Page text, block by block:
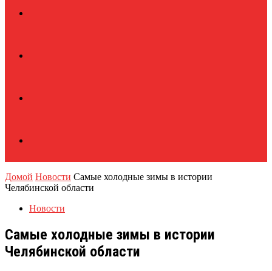
Домой Новости Самые холодные зимы в истории
Челябинской области
Новости
Самые холодные зимы в истории
Челябинской области